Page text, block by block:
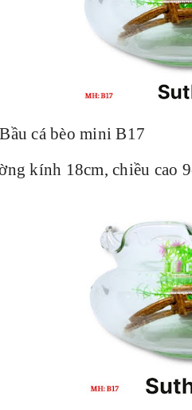
cá bèo mini B17
kính 18cm, chiều cao